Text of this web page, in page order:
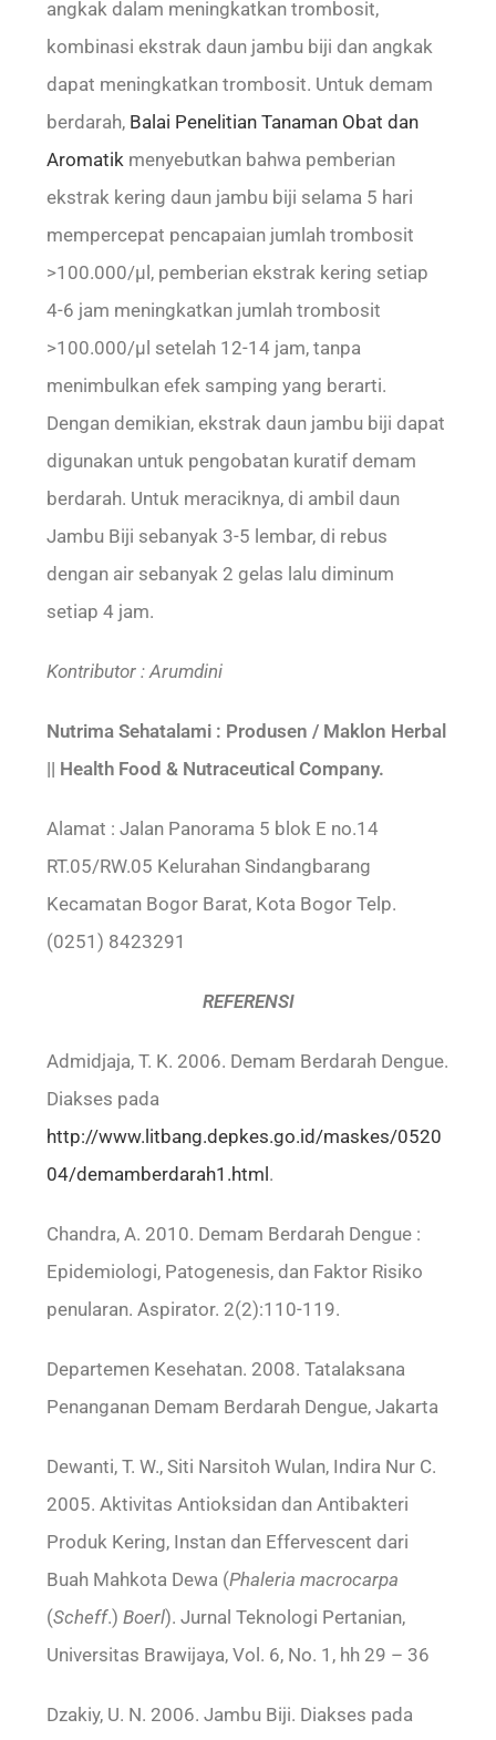
angkak dalam meningkatkan trombosit,
kombinasi ekstrak daun jambu biji dan angkak
dapat meningkatkan trombosit. Untuk demam
berdarah, Balai Penelitian Tanaman Obat dan
Aromatik menyebutkan bahwa pemberian
ekstrak kering daun jambu biji selama 5 hari
mempercepat pencapaian jumlah trombosit
>100.000/µl, pemberian ekstrak kering setiap
4-6 jam meningkatkan jumlah trombosit
>100.000/µl setelah 12-14 jam, tanpa
menimbulkan efek samping yang berarti.
Dengan demikian, ekstrak daun jambu biji dapat
digunakan untuk pengobatan kuratif demam
berdarah. Untuk meraciknya, di ambil daun
Jambu Biji sebanyak 3-5 lembar, di rebus
dengan air sebanyak 2 gelas lalu diminum
setiap 4 jam.
Kontributor : Arumdini
Nutrima Sehatalami : Produsen / Maklon Herbal
|| Health Food & Nutraceutical Company.
Alamat : Jalan Panorama 5 blok E no.14
RT.05/RW.05 Kelurahan Sindangbarang
Kecamatan Bogor Barat, Kota Bogor Telp.
(0251) 8423291
REFERENSI
Admidjaja, T. K. 2006. Demam Berdarah Dengue.
Diakses pada
http://www.litbang.depkes.go.id/maskes/0520
04/demamberdarah1.html .
Chandra, A. 2010. Demam Berdarah Dengue :
Epidemiologi, Patogenesis, dan Faktor Risiko
penularan. Aspirator. 2(2):110-119.
Departemen Kesehatan. 2008. Tatalaksana
Penanganan Demam Berdarah Dengue, Jakarta
Dewanti, T. W., Siti Narsitoh Wulan, Indira Nur C.
2005. Aktivitas Antioksidan dan Antibakteri
Produk Kering, Instan dan Effervescent dari
Buah Mahkota Dewa (Phaleria macrocarpa
(Scheff.)Boerl). Jurnal Teknologi Pertanian,
Universitas Brawijaya, Vol. 6, No. 1, hh 29 – 36
Dzakiy, U. N. 2006. Jambu Biji. Diakses pada